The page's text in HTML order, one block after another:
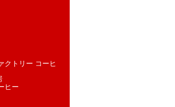
トリー コーヒ
ヒー